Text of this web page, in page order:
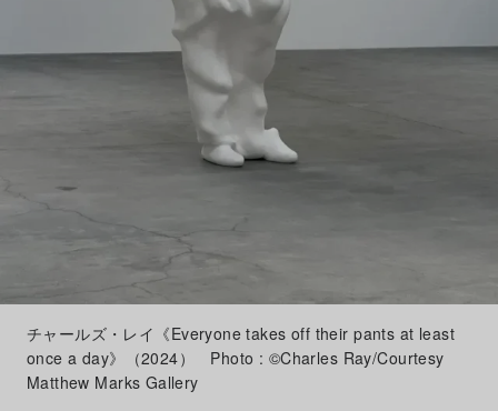
チャールズ・レイ《Everyone takes off their pants at least
once a day》（2024） Photo : ©Charles Ray/Courtesy
Matthew Marks Gallery